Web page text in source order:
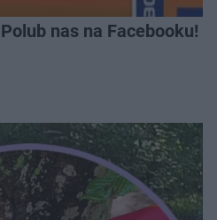
nas na Facebooku!